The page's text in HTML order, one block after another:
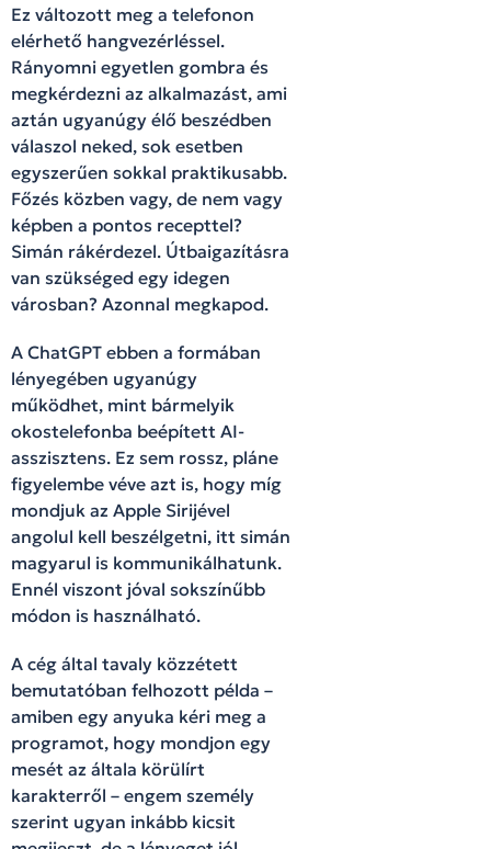
Ez változott meg a telefonon
elérhető hangvezérléssel.
Rányomni egyetlen gombra és
megkérdezni az alkalmazást, ami
aztán ugyanúgy élő beszédben
válaszol neked, sok esetben
egyszerűen sokkal praktikusabb.
Főzés közben vagy, de nem vagy
képben a pontos recepttel?
Simán rákérdezel. Útbaigazításra
van szükséged egy idegen
városban? Azonnal megkapod.
A ChatGPT ebben a formában
lényegében ugyanúgy
működhet, mint bármelyik
okostelefonba beépített AI-
asszisztens. Ez sem rossz, pláne
figyelembe véve azt is, hogy míg
mondjuk az Apple Sirijével
angolul kell beszélgetni, itt simán
magyarul is kommunikálhatunk.
Ennél viszont jóval sokszínűbb
módon is használható.
A cég által tavaly közzétett
bemutatóban felhozott példa –
amiben egy anyuka kéri meg a
programot, hogy mondjon egy
mesét az általa körülírt
karakterről – engem személy
szerint ugyan inkább kicsit